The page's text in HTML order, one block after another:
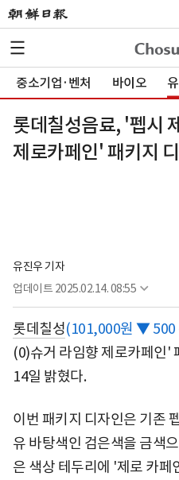
중소기업·벤처 바이오
롯데칠성음료, '펩시
제로카페인' 패키지
유진우 기자
업데이트 2025.02.14. 08:55
롯데칠성(101,000원 ▼ 500
(0)슈거 라임향 제로카페인'
14일 밝혔다.
이번 패키지 디자인은 기존
유 바탕색인 검은색을 금색
은 색상 테두리에 '제로 카